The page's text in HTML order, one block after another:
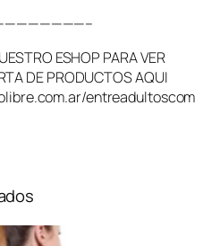
ESHOP PARA VER
DE PRODUCTOS AQUI
entreadultoscom